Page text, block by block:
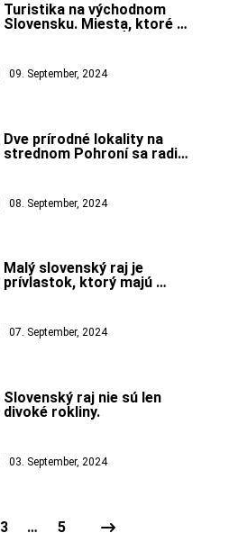
Turistika na východnom
Slovensku. Miesta, ktoré
09. September, 2024
Dve prírodné lokality na
strednom Pohroní sa radia
08. September, 2024
Malý slovenský raj je
prívlastok, ktorý majú
07. September, 2024
Slovenský raj nie sú len
divoké rokliny.
03. September, 2024
3 … 5